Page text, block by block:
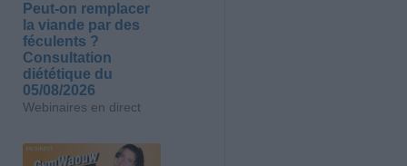
Peut-on remplacer
la viande par des
féculents ?
Consultation
diététique du
05/08/2026
Webinaires en direct